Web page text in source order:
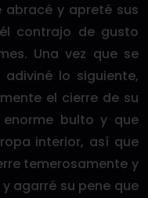
abracé y apreté sus
contrajo de gusto
Una vez que se
lo siguiente,
el cierre de su
bulto y que
interior, así que
temerosamente y
agarré su pene que